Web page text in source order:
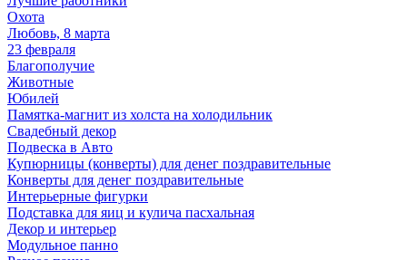
Охота
Любовь, 8 марта
23 февраля
Благополучие
Животные
Юбилей
Памятка-магнит из холста на холодильник
Свадебный декор
Подвеска в Авто
Купюрницы (конверты) для денег поздравительные
Конверты для денег поздравительные
Интерьерные фигурки
Подставка для яиц и кулича пасхальная
Декор и интерьер
Модульное панно